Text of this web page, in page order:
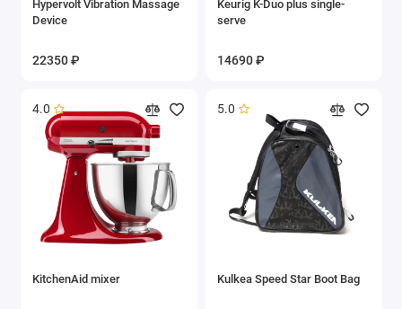
Hypervolt Vibration Massage
Device
22350 ₽
Keurig K-Duo plus single-
serve
14690 ₽
4.0
KitchenAid mixer
5.0
Kulkea Speed Star Boot Bag